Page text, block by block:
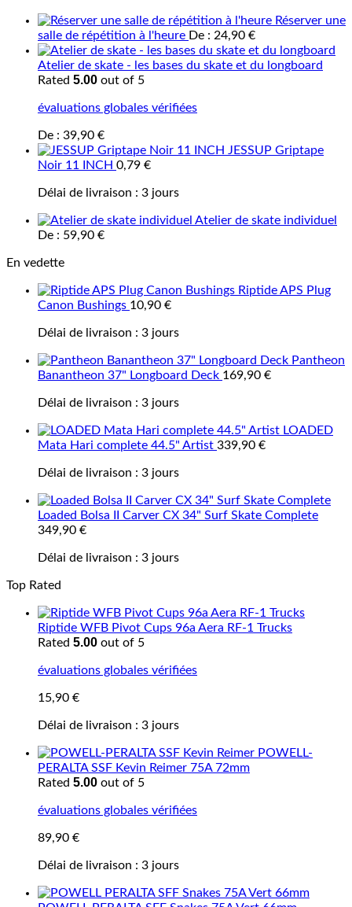
Réserver une
salle de répétition à l'heure De : 24,90 €
Atelier de skate - les bases du skate et du longboard
Rated 5.00 out of 5
évaluations globales vérifiées
De : 39,90 €
JESSUP Griptape
Noir 11 INCH 0,79 €
Délai de livraison : 3 jours
Atelier de skate individuel
De : 59,90 €
En vedette
Riptide APS Plug
Canon Bushings 10,90 €
Délai de livraison : 3 jours
Pantheon
Banantheon 37" Longboard Deck 169,90 €
Délai de livraison : 3 jours
LOADED
Mata Hari complete 44.5" Artist 339,90 €
Délai de livraison : 3 jours
Loaded Bolsa II Carver CX 34" Surf Skate Complete
349,90 €
Délai de livraison : 3 jours
Top Rated
Riptide WFB Pivot Cups 96a Aera RF-1 Trucks
Rated 5.00 out of 5
évaluations globales vérifiées
15,90 €
Délai de livraison : 3 jours
POWELL-
PERALTA SSF Kevin Reimer 75A 72mm
Rated 5.00 out of 5
évaluations globales vérifiées
89,90 €
Délai de livraison : 3 jours